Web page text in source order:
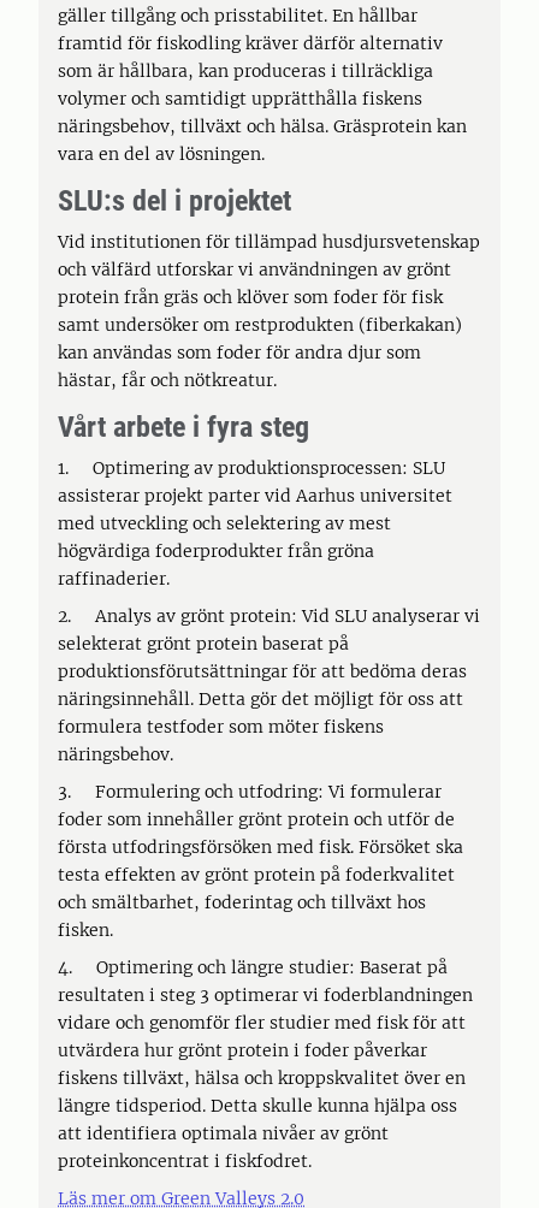
gäller tillgång och prisstabilitet. En hållbar
framtid för fiskodling kräver därför alternativ
som är hållbara, kan produceras i tillräckliga
volymer och samtidigt upprätthålla fiskens
näringsbehov, tillväxt och hälsa. Gräsprotein kan
vara en del av lösningen.
SLU:s del i projektet
Vid institutionen för tillämpad husdjursvetenskap
och välfärd utforskar vi användningen av grönt
protein från gräs och klöver som foder för fisk
samt undersöker om restprodukten (fiberkakan)
kan användas som foder för andra djur som
hästar, får och nötkreatur.
Vårt arbete i fyra steg
1. Optimering av produktionsprocessen: SLU
assisterar projekt parter vid Aarhus universitet
med utveckling och selektering av mest
högvärdiga foderprodukter från gröna
raffinaderier.
2. Analys av grönt protein: Vid SLU analyserar vi
selekterat grönt protein baserat på
produktionsförutsättningar för att bedöma deras
näringsinnehåll. Detta gör det möjligt för oss att
formulera testfoder som möter fiskens
näringsbehov.
3. Formulering och utfodring: Vi formulerar
foder som innehåller grönt protein och utför de
första utfodringsförsöken med fisk. Försöket ska
testa effekten av grönt protein på foderkvalitet
och smältbarhet, foderintag och tillväxt hos
fisken.
4. Optimering och längre studier: Baserat på
resultaten i steg 3 optimerar vi foderblandningen
vidare och genomför fler studier med fisk för att
utvärdera hur grönt protein i foder påverkar
fiskens tillväxt, hälsa och kroppskvalitet över en
längre tidsperiod. Detta skulle kunna hjälpa oss
att identifiera optimala nivåer av grönt
proteinkoncentrat i fiskfodret.
Läs mer om Green Valleys 2.0